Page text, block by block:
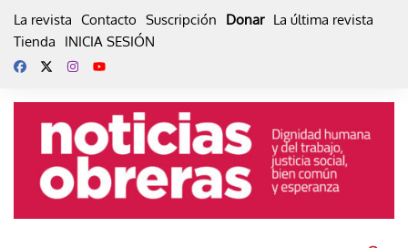
La revista Contacto Suscripción Donar La última revista
Tienda
INICIA SESIÓN